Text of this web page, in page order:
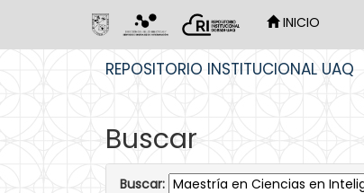
INICIO
REPOSITORIO INSTITUCIONAL UAQ
Buscar
Buscar: